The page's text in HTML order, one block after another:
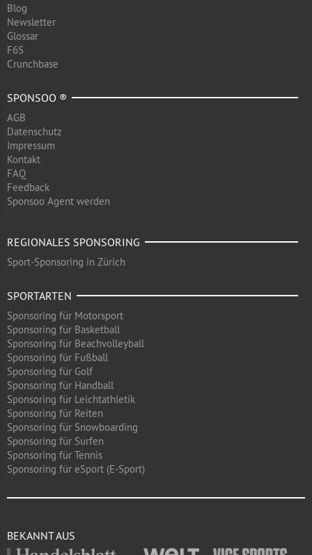
Blog
Newsletter
Glossar
F6S
Crunchbase
SPONSOO ®
AGB
Datenschutz
Impressum
Kontakt
FAQ
Feedback
Sponsoo Agent werden
REGIONALES SPONSORING
Sport-Sponsoring in Zürich
SPORTARTEN
Sponsoring für Motorsport
Sponsoring für Basketball
Sponsoring für Beachvolleyball
Sponsoring für Fußball
Sponsoring für Golf
Sponsoring für Handball
Sponsoring für Leichtathletik
Sponsoring für Reiten
Sponsoring für Snowboarding
Sponsoring für Surfen
Sponsoring für Tennis
Sponsoring für eSport (E-Sport)
BEKANNT AUS